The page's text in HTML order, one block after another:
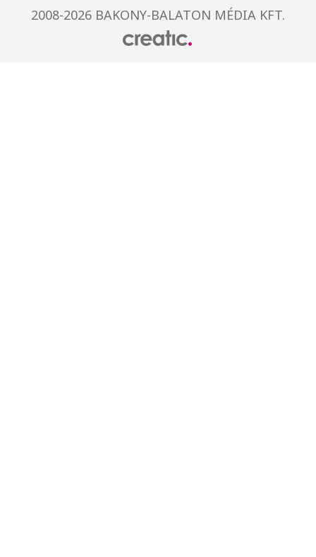
2008-2026 BAKONY-BALATON MÉDIA KFT.